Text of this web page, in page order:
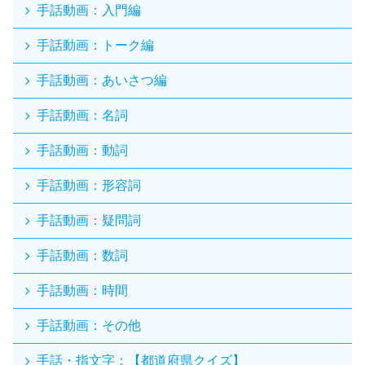
手話動画：入門編
手話動画：トーク編
手話動画：あいさつ編
手話動画：名詞
手話動画：動詞
手話動画：形容詞
手話動画：疑問詞
手話動画：数詞
手話動画：時間
手話動画：その他
手話・指文字：【都道府県クイズ】